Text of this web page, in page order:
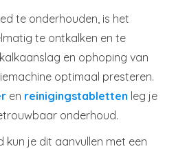
te onderhouden, is het
te ontkalken en te
en ophoping van
optimaal presteren.
en reinigingstabletten leg je
onderhoud.
je dit aanvullen met een